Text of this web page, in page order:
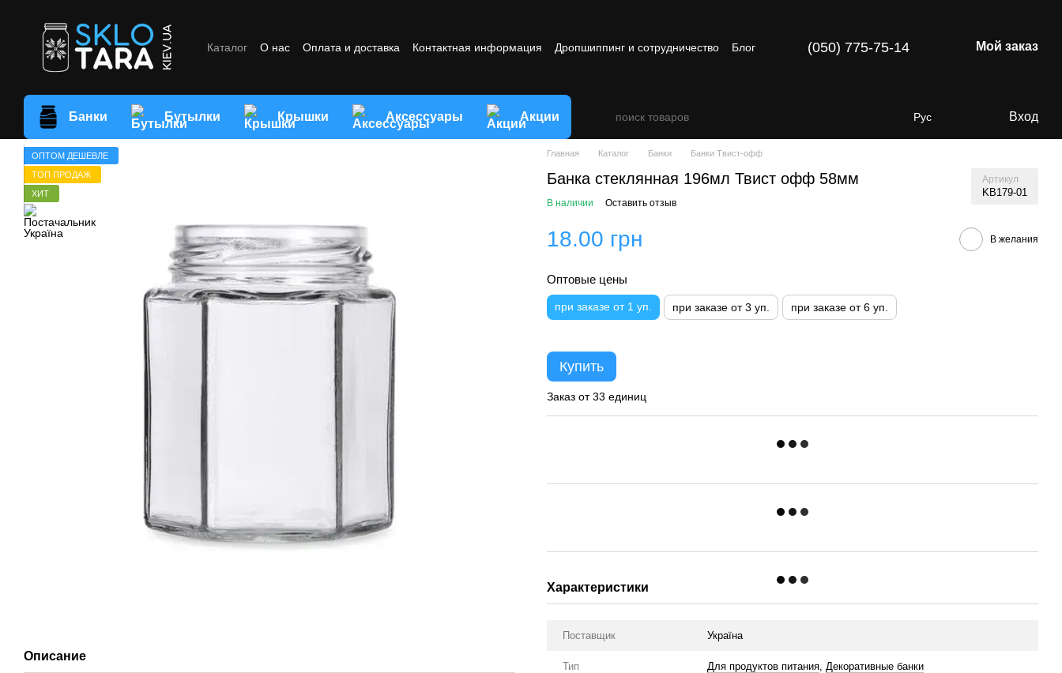
Каталог О нас Оплата и доставка Контактная информация Дропшиппинг и сотрудничество
Блог
(050) 775-75-14 Мой заказ
Банки Бутылки Крышки Аксессуары Акции Рус Вход
ОПТОМ ДЕШЕВЛЕ
ТОП ПРОДАЖ
ХИТ
Описание
Главная Каталог Банки Банки Твист-офф
Банка стеклянная 196мл Твист офф 58мм Артикул
KB179-01
В наличии Оставить отзыв
18.00 грн В желания
Оптовые цены
при заказе от 1 уп. при заказе от 3 уп. при заказе от 6 уп.
Купить
Заказ от 33 единиц
Характеристики
Поставщик Україна
Тип Для продуктов питания, Декоративные банки